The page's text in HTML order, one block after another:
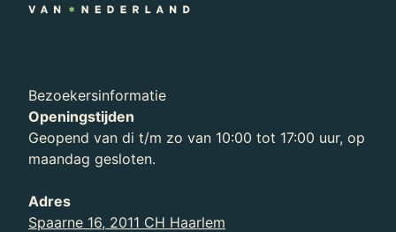
Bezoekersinformatie
Openingstijden
Geopend van di t/m zo van 10:00 tot 17:00 uur, op
maandag gesloten.
Adres
Spaarne 16, 2011 CH Haarlem